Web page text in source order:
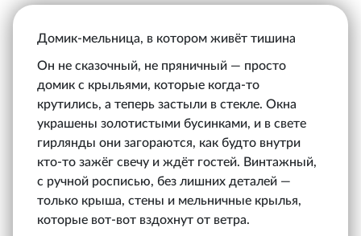
Домик-мельница, в котором живёт тишина
Он не сказочный, не пряничный — просто
домик с крыльями, которые когда-то
крутились, а теперь застыли в стекле. Окна
украшены золотистыми бусинками, и в свете
гирлянды они загораются, как будто внутри
кто-то зажёг свечу и ждёт гостей. Винтажный,
с ручной росписью, без лишних деталей —
только крыша, стены и мельничные крылья,
которые вот-вот вздохнут от ветра.